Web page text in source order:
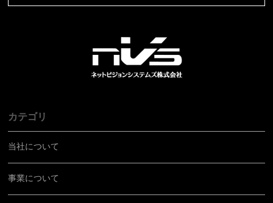
カテゴリ
当社について
事業について